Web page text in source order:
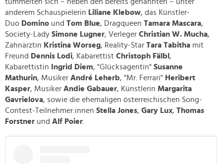
anderem Schauspielerin Liliane Klebow, das Künstler-
Duo Domino und Tom Blue, Dragqueen Tamara Mascara,
Society-Lady Simone Lugner, Verleger Christian W. Mucha,
Zahnärztin Kristina Worseg, Reality-Star Tara Tabitha mit
Freund Dennis Lodi, Kabarettist Christoph Fälbl ,
Kabarettistin
Ingrid Diem, "Glücksagentin" Susanne
Mathurin, Musiker André Leherb, "Mr. Ferrari" Heribert
Kasper, Musiker Andie Gabauer, Künstlerin Margarita
Gavrielova, sowie die ehemaligen österreichischen Song-
Contest-Teilnehmer:innen Stella Jones, Gary Lux, Thomas
Forstner und Alf Poier